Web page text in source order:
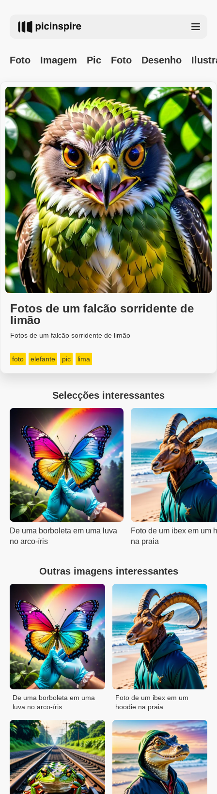
Foto Imagem Pic Foto Desenho
Fotos de um falcão sorridente de
limão
Fotos de um falcão sorridente de limão
foto elefante pic lima
Selecções interessantes
De uma borboleta em uma luva
no arco-íris
Foto de um ibex em um
na praia
Outras imagens interessantes
De uma borboleta em uma
luva no arco-íris
Foto de um ibex em um
hoodie na praia